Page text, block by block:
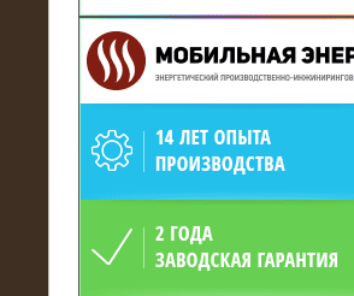
произведён высоковольтный
нагрузочный комплекс 24 МВт с
напряжением 6/10 кВ